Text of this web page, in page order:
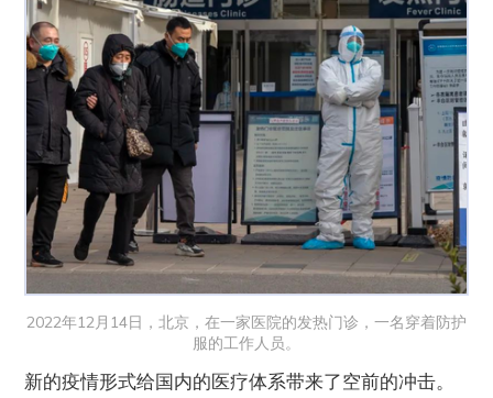
2022年12月14日，北京，在一家医院的发热门诊，一名穿着防护
服的工作人员。
新的疫情形式给国内的医疗体系带来了空前的冲击。